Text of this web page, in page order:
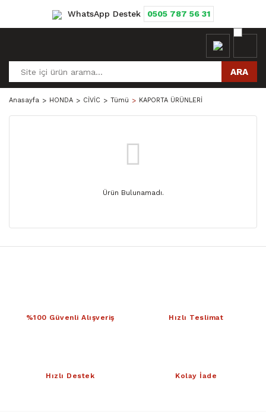
WhatsApp Destek 0505 787 56 31
ARA
Anasayfa HONDA CİVİC Tümü KAPORTA ÜRÜNLERİ
Ürün Bulunamadı.
%100 Güvenli Alışveriş Hızlı Teslimat
Hızlı Destek Kolay İade